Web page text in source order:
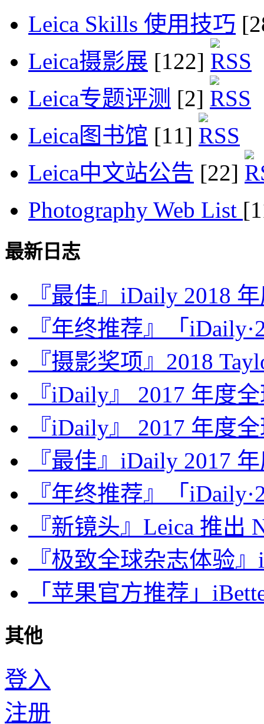
Leica Skills 使用技巧
Leica摄影展 [122]
Leica专题评测 [2]
Leica图书馆 [11]
Leica中文站公告 [22]
Photography Web List
最新日志
『最佳』iDaily 2018
『年终推荐』「
『摄影奖项』2018
『iDaily』 2017 年度
『iDaily』 2017 年度
『最佳』iDaily 2017
『年终推荐』「
『新镜头』Leica 推出
『极致全球杂志体验
「苹果官方推荐」
其他
登入
注册